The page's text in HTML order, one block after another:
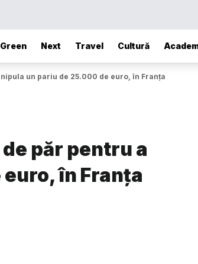
Green Next Travel Cultură
un pariu de 25.000 de euro, în Franța
păr pentru a
în Franța